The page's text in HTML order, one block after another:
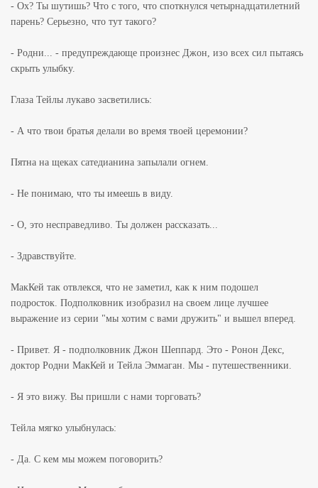
- Ох? Ты шутишь? Что с того, что споткнулся четырнадцатилетний
парень? Серьезно, что тут такого?
- Родни... - предупреждающе произнес Джон, изо всех сил пытаясь
скрыть улыбку.
Глаза Тейлы лукаво засветились:
- А что твои братья делали во время твоей церемонии?
Пятна на щеках сатедианина запылали огнем.
- Не понимаю, что ты имеешь в виду.
- О, это несправедливо. Ты должен рассказать...
- Здравствуйте.
МакКей так отвлекся, что не заметил, как к ним подошел
подросток. Подполковник изобразил на своем лице лучшее
выражение из серии "мы хотим с вами дружить" и вышел вперед.
- Привет. Я - подполковник Джон Шеппард. Это - Ронон Декс,
доктор Родни МакКей и Тейла Эммаган. Мы - путешественники.
- Я это вижу. Вы пришли с нами торговать?
Тейла мягко улыбнулась:
- Да. С кем мы можем поговорить?